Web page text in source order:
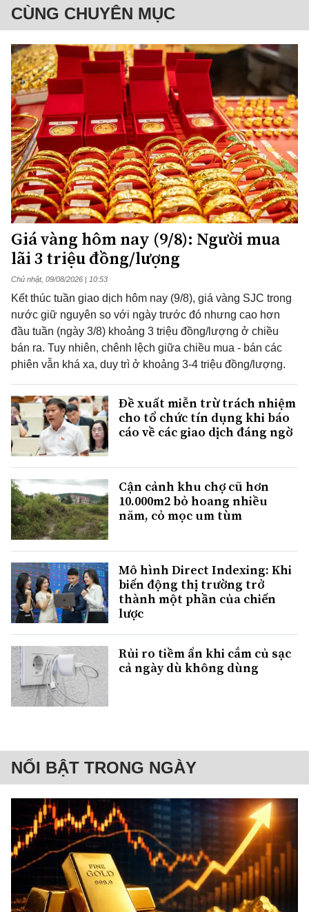
CÙNG CHUYÊN MỤC
Giá vàng hôm nay (9/8): Người mua
lãi 3 triệu đồng/lượng
Chủ nhật, 09/08/2026 | 10:53
Kết thúc tuần giao dịch hôm nay (9/8), giá vàng SJC trong
nước giữ nguyên so với ngày trước đó nhưng cao hơn
đầu tuần (ngày 3/8) khoảng 3 triệu đồng/lượng ở chiều
bán ra. Tuy nhiên, chênh lệch giữa chiều mua - bán các
phiên vẫn khá xa, duy trì ở khoảng 3-4 triệu đồng/lượng.
Đề xuất miễn trừ trách nhiệm
cho tổ chức tín dụng khi báo
cáo về các giao dịch đáng ngờ
Cận cảnh khu chợ cũ hơn
10.000m2 bỏ hoang nhiều
năm, cỏ mọc um tùm
Mô hình Direct Indexing: Khi
biến động thị trường trở
thành một phần của chiến
lược
Rủi ro tiềm ẩn khi cắm củ sạc
cả ngày dù không dùng
NỔI BẬT TRONG NGÀY